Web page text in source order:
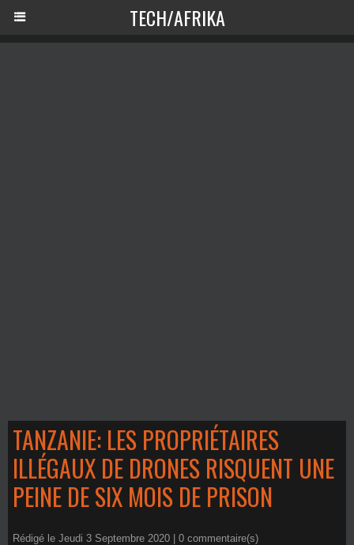
TECH/AFRIKA
TANZANIE: LES PROPRIÉTAIRES
ILLÉGAUX DE DRONES RISQUENT UNE
PEINE DE SIX MOIS DE PRISON
Rédigé le Jeudi 3 Septembre 2020 | 0 commentaire(s)